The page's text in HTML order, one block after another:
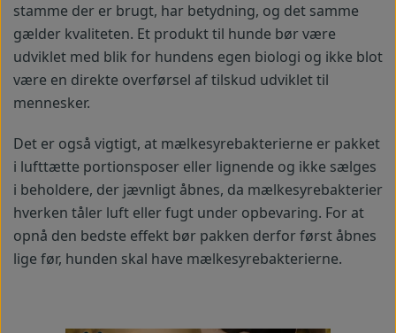
stamme der er brugt, har betydning, og det samme
gælder kvaliteten. Et produkt til hunde bør være
udviklet med blik for hundens egen biologi og ikke blot
være en direkte overførsel af tilskud udviklet til
mennesker.
Det er også vigtigt, at mælkesyrebakterierne er pakket
i lufttætte portionsposer eller lignende og ikke sælges
i beholdere, der jævnligt åbnes, da mælkesyrebakterier
hverken tåler luft eller fugt under opbevaring. For at
opnå den bedste effekt bør pakken derfor først åbnes
lige før, hunden skal have mælkesyrebakterierne.